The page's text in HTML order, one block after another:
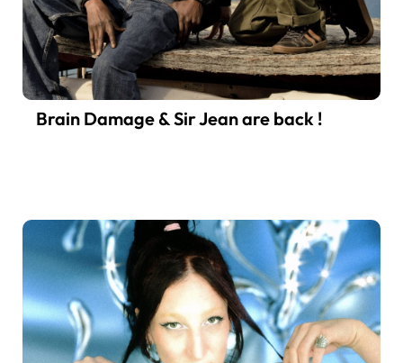
Brain Damage & Sir Jean are back !